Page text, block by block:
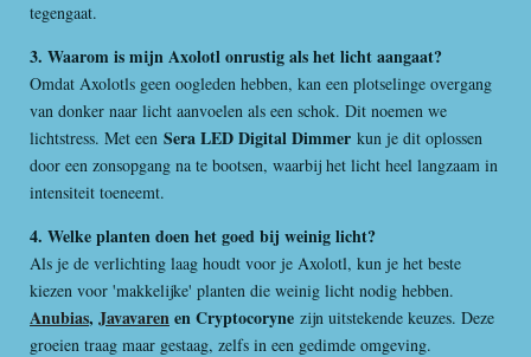
tegengaat.
3. Waarom is mijn Axolotl onrustig als het licht aangaat?
Omdat Axolotls geen oogleden hebben, kan een plotselinge overgang
van donker naar licht aanvoelen als een schok. Dit noemen we
lichtstress. Met een Sera LED Digital Dimmer kun je dit oplossen
door een zonsopgang na te bootsen, waarbij het licht heel langzaam in
intensiteit toeneemt.
4. Welke planten doen het goed bij weinig licht?
Als je de verlichting laag houdt voor je Axolotl, kun je het beste
kiezen voor 'makkelijke' planten die weinig licht nodig hebben.
Anubias, Javavarenen Cryptocoryne zijn uitstekende keuzes. Deze
groeien traag maar gestaag, zelfs in een gedimde omgeving.